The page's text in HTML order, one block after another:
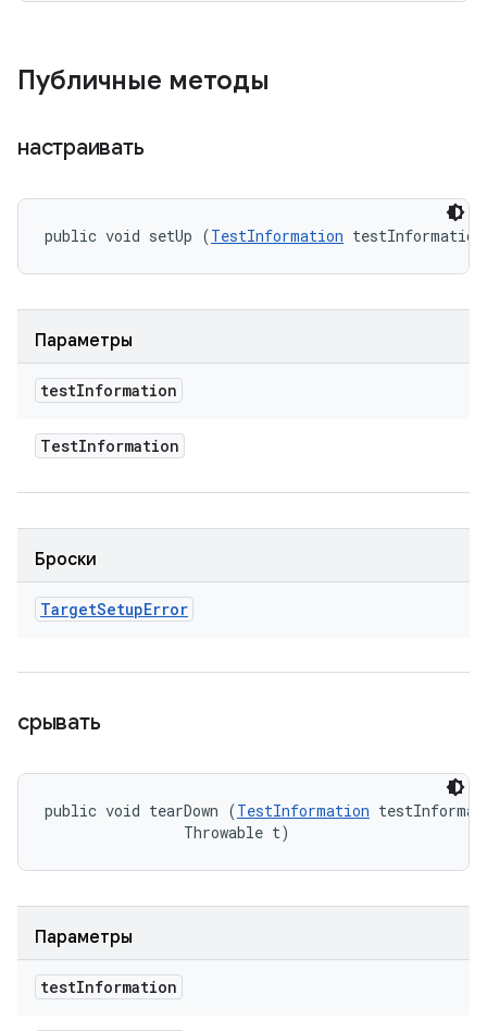
Публичные методы
настраивать
public void setUp (TestInformation
Параметры
testInformation
TestInformation
Броски
TargetSetupError
срывать
public void tearDown (TestInformation
                Throwable t)
Параметры
testInformation